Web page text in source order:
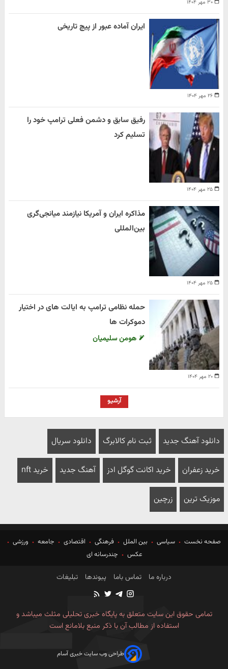
۳۰ مهر ۱۴۰۴
۲۶ مهر ۱۴۰۴
ایران آماده عبور از پیچ تاریخی
۲۵ مهر ۱۴۰۴
رفیق سابق و دشمن فعلی ترامپ خود را
تسلیم کرد
۲۵ مهر ۱۴۰۴
مذاکره ایران و آمریکا نیازمند میانجی‌گری
بین‌المللی
۲۰ مهر ۱۴۰۴
حمله نظامی ترامپ به ایالت های در اختیار
دموکرات ها
هومن سلیمیان
آرشیو
دانلود آهنگ جدید ثبت نام کالابرگ دانلود سریال
خرید زعفران خرید اکانت گوگل ادز آهنگ جدید خرید nft
موزیک ترین زرچین
صفحه نخست سیاسی بین الملل فرهنگی اقتصادی جامعه
ورزشی
عکس
چندرسانه ای
درباره ما تماس باما پیوندها تبلیغات
تمامی حقوق این سایت متعلق به پایگاه خبری تحلیلی مثلث میباشد و
استفاده از مطالب آن با ذکر منبع بلامانع است
طراحی وب سایت خبری آسام